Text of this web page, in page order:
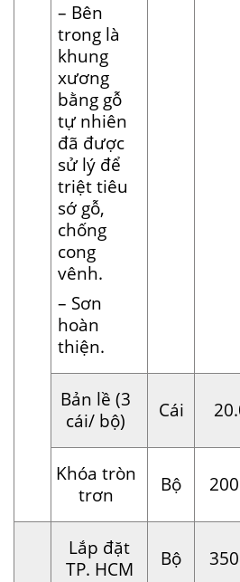
– Bên
trong là
khung
xương
bằng gỗ
tự nhiên
đã được
sử lý để
triệt tiêu
sớ gỗ,
chống
cong
vênh.
– Sơn
hoàn
thiện.
Bản lề (3
cái/ bộ)
Cái
Khóa tròn
trơn
Bộ
Lắp đặt
TP. HCM
Bộ